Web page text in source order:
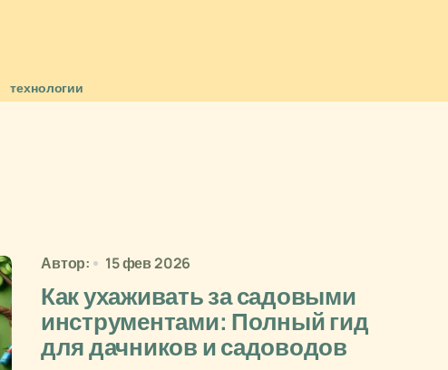
технологии
Автор: 15 фев 2026
Как ухаживать за садовыми
инструментами: Полный гид
для дачников и садоводов